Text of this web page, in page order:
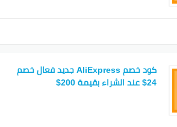
كود خصم AliExpress جديد فعال خصم
24$ عند الشراء بقيمة 200$